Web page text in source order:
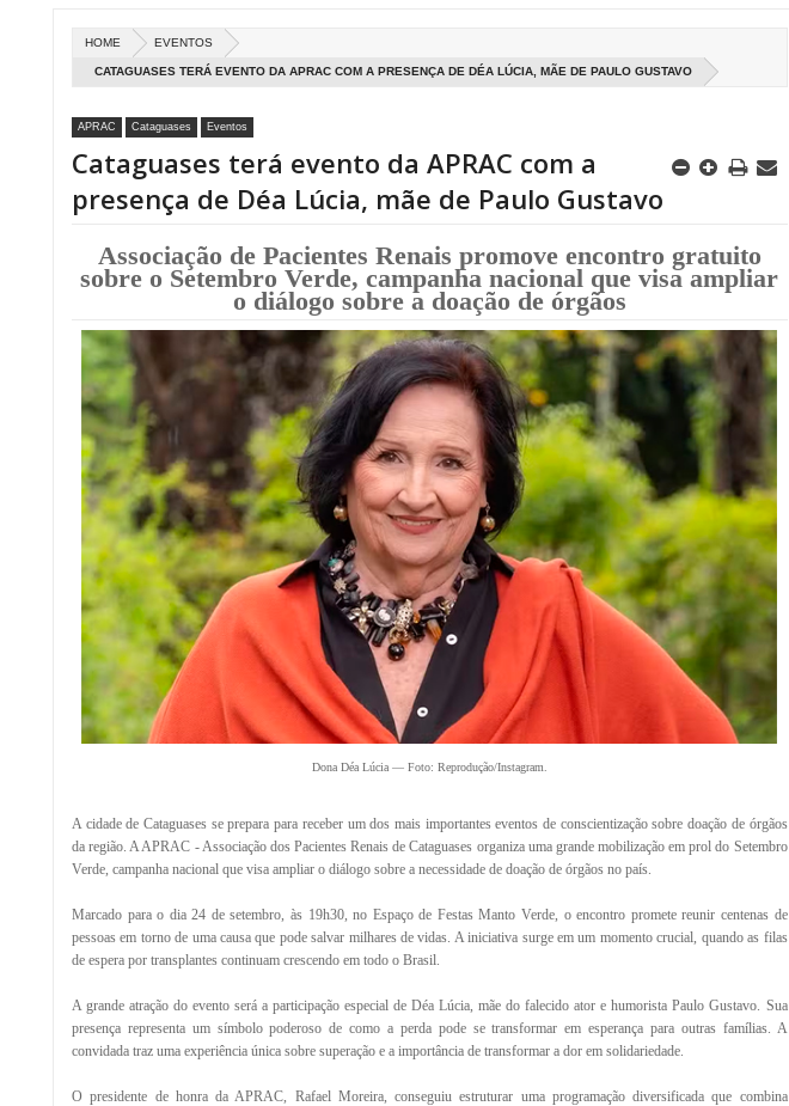
HOME EVENTOS
CATAGUASES TERÁ EVENTO DA APRAC COM A PRESENÇA DE DÉA LÚCIA, MÃE DE PAULO GUSTAVO
APRAC Cataguases Eventos
Cataguases terá evento da APRAC com a
presença de Déa Lúcia, mãe de Paulo Gustavo
Associação de Pacientes Renais promove encontro gratuito
sobre o Setembro Verde, campanha nacional que visa ampliar
o diálogo sobre a doação de órgãos
Dona Déa Lúcia — Foto: Reprodução/Instagram.
A cidade de Cataguases se prepara para receber um dos mais importantes eventos de conscientização sobre doação de órgãos
da região. A APRAC - Associação dos Pacientes Renais de Cataguases organiza uma grande mobilização em prol do Setembro
Verde, campanha nacional que visa ampliar o diálogo sobre a necessidade de doação de órgãos no país.
Marcado para o dia 24 de setembro, às 19h30, no Espaço de Festas Manto Verde, o encontro promete reunir centenas de
pessoas em torno de uma causa que pode salvar milhares de vidas. A iniciativa surge em um momento crucial, quando as filas
de espera por transplantes continuam crescendo em todo o Brasil.
A grande atração do evento será a participação especial de Déa Lúcia, mãe do falecido ator e humorista Paulo Gustavo. Sua
presença representa um símbolo poderoso de como a perda pode se transformar em esperança para outras famílias. A
convidada traz uma experiência única sobre superação e a importância de transformar a dor em solidariedade.
O presidente de honra da APRAC, Rafael Moreira, conseguiu estruturar uma programação diversificada que combina